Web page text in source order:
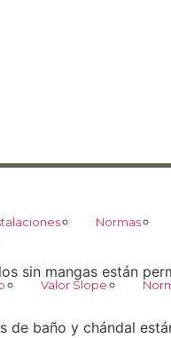
Normas
Valor Slope
sin mangas están
de baño y chándal